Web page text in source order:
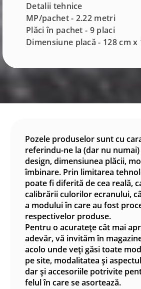
Detalii tehnice
MP/pachet - 2.22 metri
Plăci în pachet - 9 placi
Dimensiune placă - 128 cm x
Pozele produselor sunt cu
referindu-ne la (dar nu
design, dimensiunea plăcii,
îmbinare. Prin limitarea
poate fi diferită de cea reală,
calibrării culorilor ecranului,
a modului în care au fost
respectivelor produse.
Pentru o acuratețe cât mai
adevăr, vă invităm în
acolo unde veți găsi toate
pe site, modalitatea și
dar și accesoriile potrivite
felul în care se asortează.